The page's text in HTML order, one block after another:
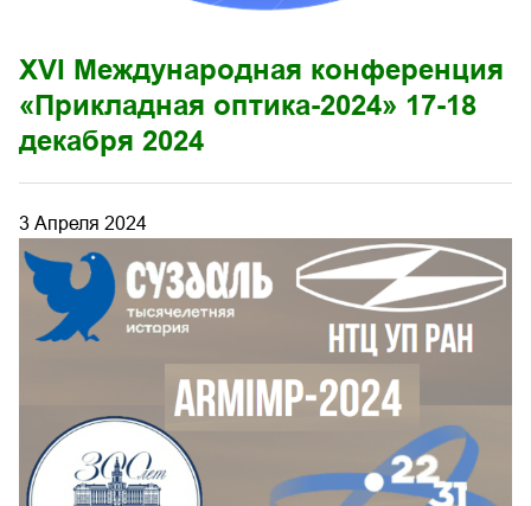
XVI Международная конференция
«Прикладная оптика-2024» 17-18
декабря 2024
3 Апреля 2024